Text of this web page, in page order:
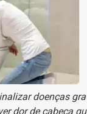
doenças
dor de cabeça